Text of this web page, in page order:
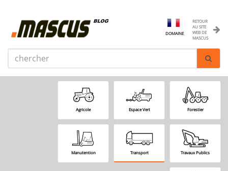
RETOUR
AU SITE
WEB DE
MASCUS
DOMAINE
Agricole Espace Vert Forestier
Manutention Transport Travaux Publics